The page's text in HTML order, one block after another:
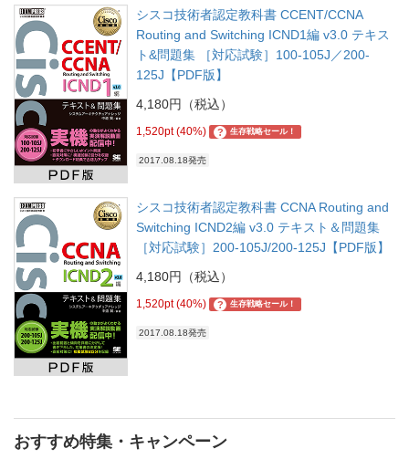
シスコ技術者認定教科書 CCENT/CCNA
Routing and Switching ICND1編 v3.0 テキス
ト&問題集 ［対応試験］100-105J／200-
125J【PDF版】
4,180円（税込）
1,520pt (40%) ? 生存戦略セール！
2017.08.18発売
シスコ技術者認定教科書 CCNA Routing and
Switching ICND2編 v3.0 テキスト＆問題集
［対応試験］200-105J/200-125J【PDF版】
4,180円（税込）
1,520pt (40%) ? 生存戦略セール！
2017.08.18発売
おすすめ特集・キャンペーン